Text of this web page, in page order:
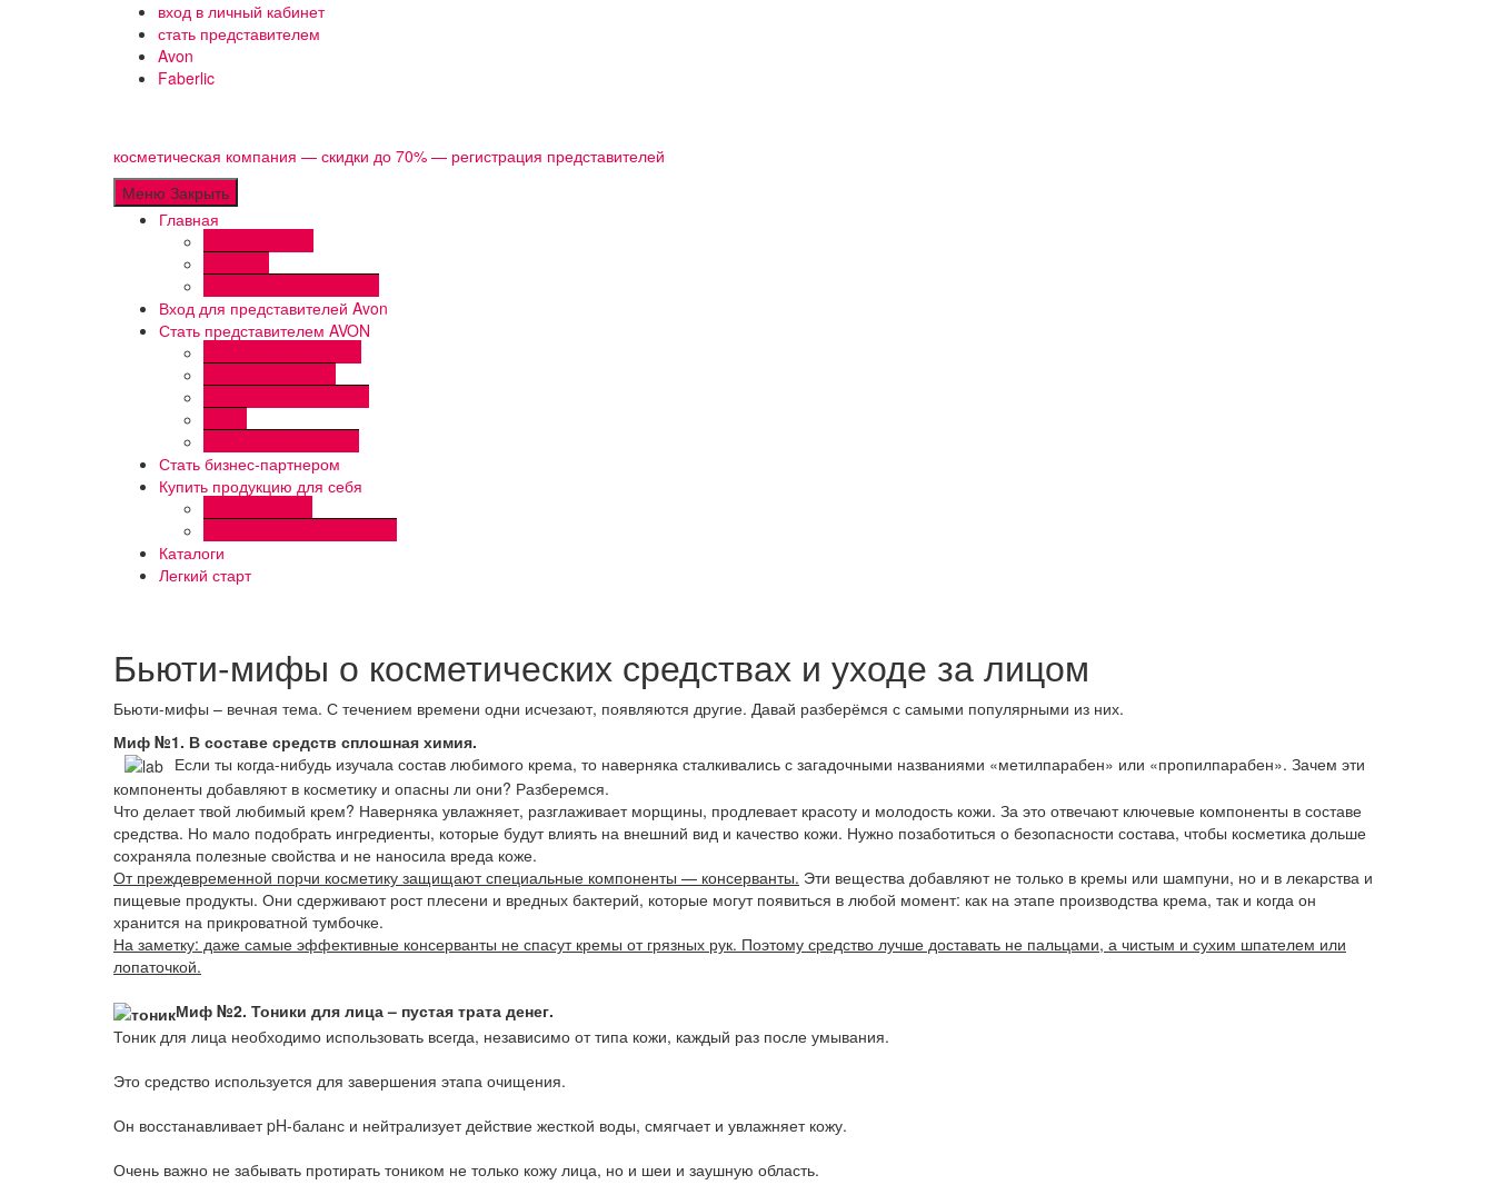
вход в личный кабинет
стать представителем
Avon
Faberlic
косметическая компания — скидки до 70% — регистрация представителей
Меню Закрыть
Главная
Вход для представителей Avon
Стать представителем AVON
Стать бизнес-партнером
Купить продукцию для себя
Каталоги
Легкий старт
Бьюти-мифы о косметических средствах и уходе за лицом
Бьюти-мифы – вечная тема. С течением времени одни исчезают, появляются другие. Давай разберёмся с самыми популярными из них.
Миф №1. В составе средств сплошная химия.
Если ты когда-нибудь изучала состав любимого крема, то наверняка сталкивались с загадочными названиями «метилпарабен» или «пропилпарабен». Зачем эти
компоненты добавляют в косметику и опасны ли они? Разберемся.
Что делает твой любимый крем? Наверняка увлажняет, разглаживает морщины, продлевает красоту и молодость кожи. За это отвечают ключевые компоненты в составе
средства. Но мало подобрать ингредиенты, которые будут влиять на внешний вид и качество кожи. Нужно позаботиться о безопасности состава, чтобы косметика дольше
сохраняла полезные свойства и не наносила вреда коже.
От преждевременной порчи косметику защищают специальные компоненты — консерванты. Эти вещества добавляют не только в кремы или шампуни, но и в лекарства и
пищевые продукты. Они сдерживают рост плесени и вредных бактерий, которые могут появиться в любой момент: как на этапе производства крема, так и когда он
хранится на прикроватной тумбочке.
На заметку: даже самые эффективные консерванты не спасут кремы от грязных рук. Поэтому средство лучше доставать не пальцами, а чистым и сухим шпателем или
лопаточкой.
Миф №2. Тоники для лица – пустая трата денег.
Тоник для лица необходимо использовать всегда, независимо от типа кожи, каждый раз после умывания.
Это средство используется для завершения этапа очищения.
Он восстанавливает pH-баланс и нейтрализует действие жесткой воды, смягчает и увлажняет кожу.
Очень важно не забывать протирать тоником не только кожу лица, но и шеи и заушную область.